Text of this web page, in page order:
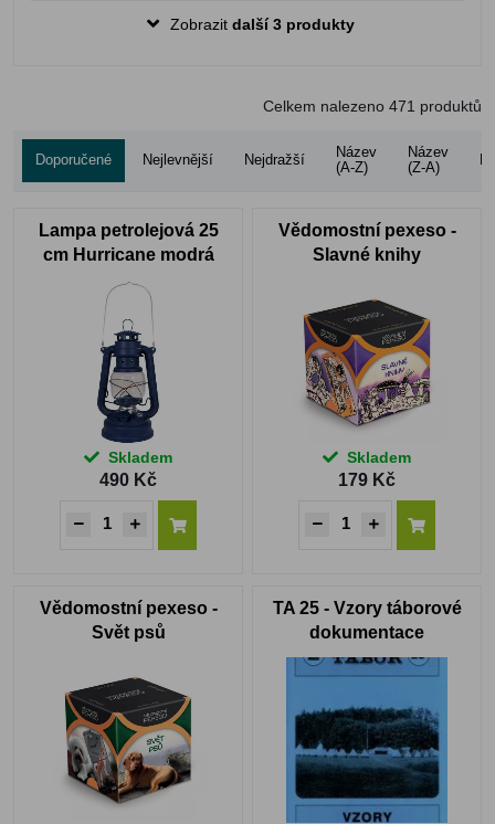
Zobrazit další 3 produkty
Celkem nalezeno 471 produktů
Doporučené Nejlevnější Nejdražší
Název
(A-Z)
Název
(Z-A)
Lampa petrolejová 25
cm Hurricane modrá
Skladem
490 Kč
Vědomostní pexeso -
Slavné knihy
Skladem
179 Kč
Vědomostní pexeso -
Svět psů
TA 25 - Vzory táborové
dokumentace